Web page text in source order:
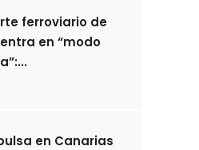
ferroviario de
en “modo
en Canarias